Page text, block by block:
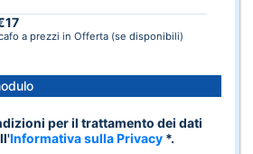
a prezzi in Offerta (se disponibili)
per il trattamento dei dati
Informativa sulla Privacy*.